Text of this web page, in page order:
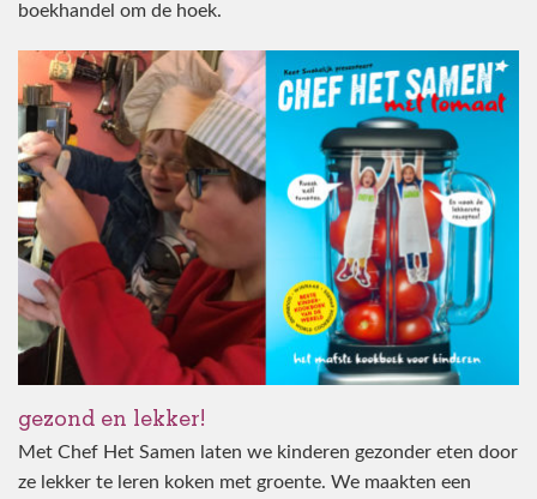
boekhandel om de hoek.
gezond en lekker!
Met Chef Het Samen laten we kinderen gezonder eten door
ze lekker te leren koken met groente. We maakten een